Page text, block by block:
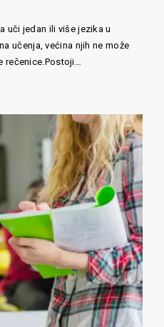
uči jedan ili više jezika u
učenja, većina njih ne može